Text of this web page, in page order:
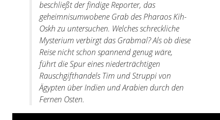
beschließt der findige Reporter, das
geheimnisumwobene Grab des Pharaos Kih-
Oskh zu untersuchen. Welches schreckliche
Mysterium verbirgt das Grabmal? Als ob diese
Reise nicht schon spannend genug wäre,
führt die Spur eines niederträchtigen
Rauschgifthandels Tim und Struppi von
Ägypten über Indien und Arabien durch den
Fernen Osten.